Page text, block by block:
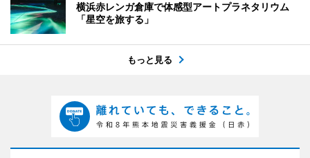
横浜赤レンガ倉庫で体感型アートプラネタリウム
「星空を旅する」
もっと見る